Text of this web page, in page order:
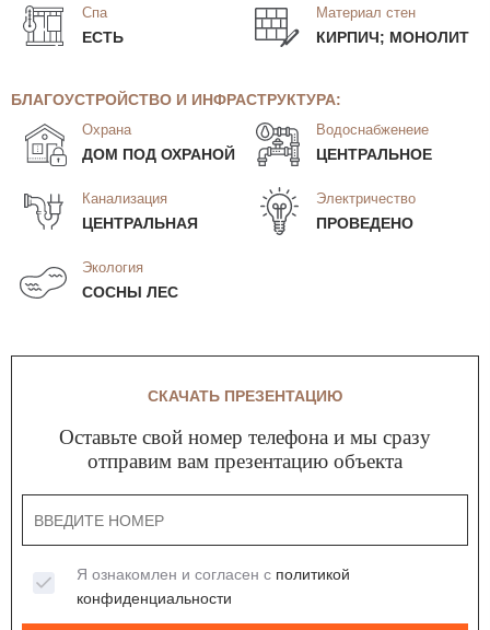
Спа
ЕСТЬ
Материал стен
КИРПИЧ; МОНОЛИТ
БЛАГОУСТРОЙСТВО И ИНФРАСТРУКТУРА:
Охрана
ДОМ ПОД ОХРАНОЙ
Водоснабженеие
ЦЕНТРАЛЬНОЕ
Канализация
ЦЕНТРАЛЬНАЯ
Электричество
ПРОВЕДЕНО
Экология
СОСНЫ ЛЕС
СКАЧАТЬ ПРЕЗЕНТАЦИЮ
Оставьте свой номер телефона и мы сразу
отправим вам презентацию объекта
Я ознакомлен и согласен с политикой
конфиденциальности